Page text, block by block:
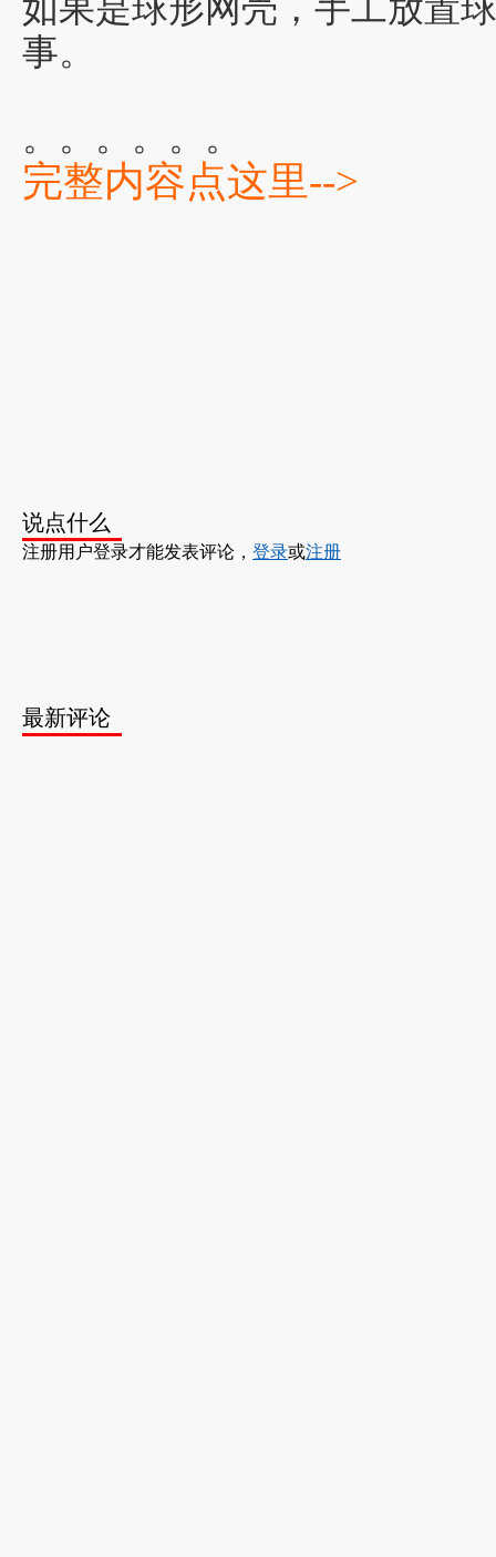
事。
。。。。。。
完整内容点这里-->
说点什么
注册用户登录才能发表评论， 登录或注册
最新评论